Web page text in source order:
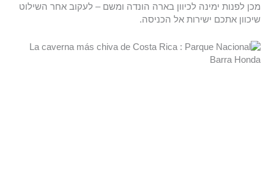
מכן לפנות ימינה לכיוון בארה הונדה ומשם – לעקוב אחר השילוט
שיכוון אתכם ישירות אל הכניסה.